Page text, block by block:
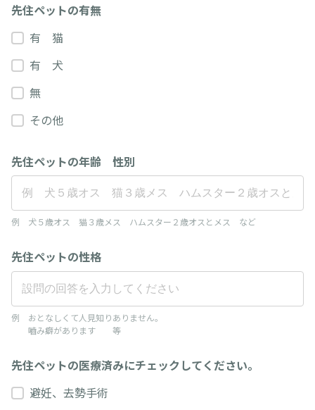
先住ペットの有無
有 猫
有 犬
無
その他
先住ペットの年齢 性別
例 犬５歳オス 猫３歳メス ハムスター２歳オスとメス など
先住ペットの性格
例 おとなしくて人見知りありません。
嚙み癖があります 等
先住ペットの医療済みにチェックしてください。
避妊、去勢手術